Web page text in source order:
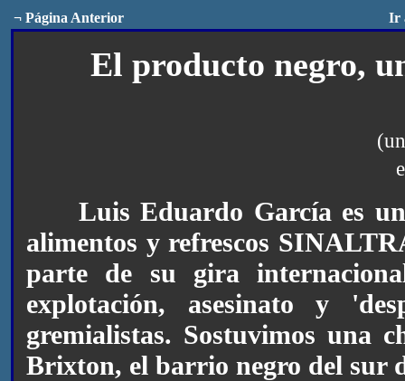
¬ Página Anterior Ir
El producto negro,
Luis Eduardo García es
alimentos y refrescos
parte de su gira
explotación, asesinato y
gremialistas. Sostuvimos una
Brixton, el barrio negro del sur